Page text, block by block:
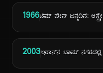
1966ಟಿಮ್ ಪೇನ್ ಜನ್ಮದಿನ:
2003ಇರಾನ್‌ನ ಬಾಮ್